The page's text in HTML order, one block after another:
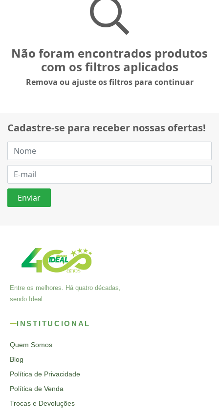
Não foram encontrados produtos
com os filtros aplicados
Remova ou ajuste os filtros para continuar
Cadastre-se para receber nossas ofertas!
Entre os melhores. Há quatro décadas,
sendo Ideal.
INSTITUCIONAL
Quem Somos
Blog
Política de Privacidade
Política de Venda
Trocas e Devoluções